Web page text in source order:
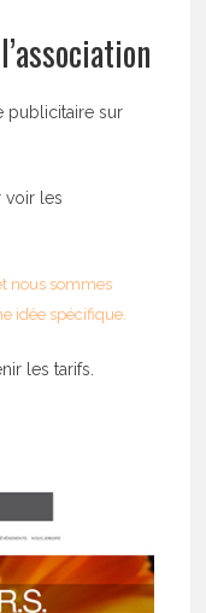
publicitaire sur
voir les
nous sommes
idée spécifique.
les tarifs.